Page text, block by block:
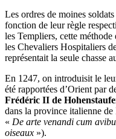
Les ordres de moines
fonction de leur règle
les Templiers, cette
les Chevaliers Hospitaliers
représentait la seule chasse
En 1247, on introduisit le
été rapportées d’Orient par
Frédéric II de
dans la province italienne
« De arte venandi cum
oiseaux »).